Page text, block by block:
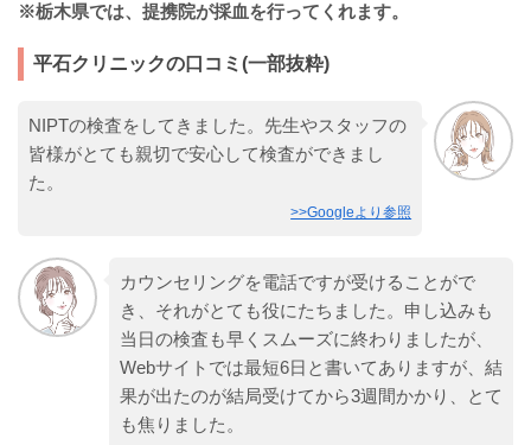
※栃木県では、提携院が採血を行ってくれます。
平石クリニックの口コミ(一部抜粋)
NIPTの検査をしてきました。先生やスタッフの
皆様がとても親切で安心して検査ができまし
た。
>>Googleより参照
カウンセリングを電話ですが受けることがで
き、それがとても役にたちました。申し込みも
当日の検査も早くスムーズに終わりましたが、
Webサイトでは最短6日と書いてありますが、結
果が出たのが結局受けてから3週間かかり、とて
も焦りました。